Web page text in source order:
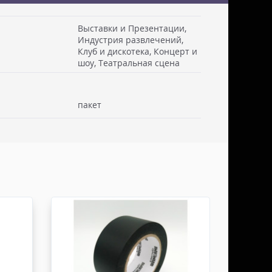
см. Стоимость доставки включаем в товар.
ДЕЛОВЫЕ ЛИНИИ осуществляем в течении 3-5
от суммы заказа не менее 50.000 руб,
не более 100х100х80 см. Заявку оформляет
быть приложена доверенность. Документы
Выставки и Презентации,
Индустрия развлечений,
Клуб и дискотека, Концерт и
шоу, Театральная сцена
пакет